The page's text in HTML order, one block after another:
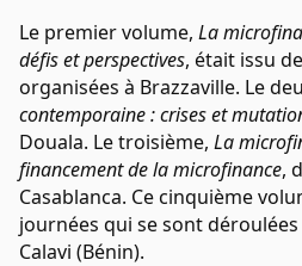
Le premier volume, La
défis et perspectives, était issu
organisées à Brazzaville. Le
contemporaine : crises et
Douala. Le troisième, La
financement de la microfinance,
Casablanca. Ce cinquième
journées qui se sont déroulées
Calavi (Bénin).